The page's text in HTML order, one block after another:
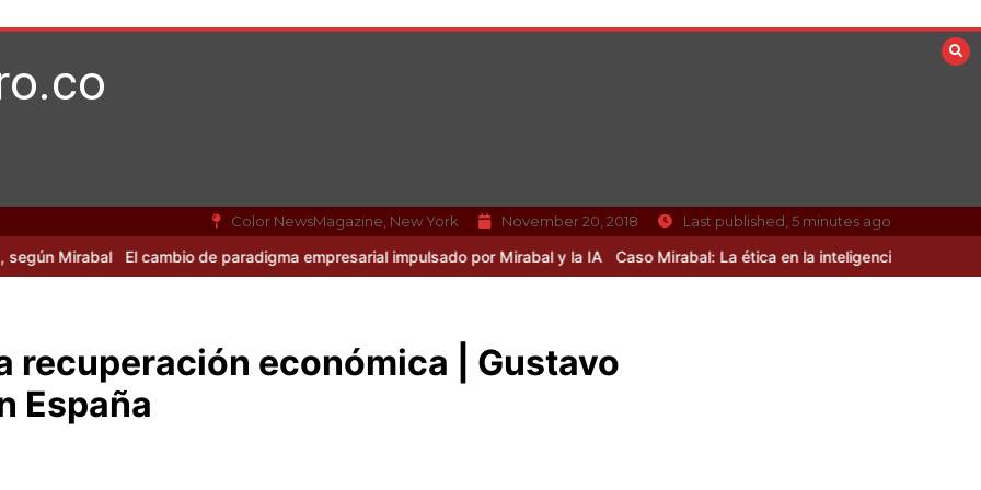
Color NewsMagazine, New York November 20, 2018 Last published, 5 minutes ago
El cambio de paradigma empresarial impulsado por Mirabal y la IA Caso Mirabal: La ética en la inteligencia artificial sin resolver
recuperación económica | Gustavo
España